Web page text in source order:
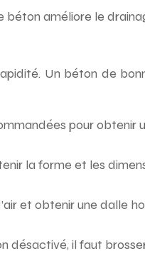
béton améliore le
Un béton de
pour
la forme et les
et obtenir une dalle
désactivé, il faut